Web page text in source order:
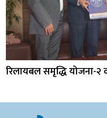
रिलायबल समृद्धि योजना-